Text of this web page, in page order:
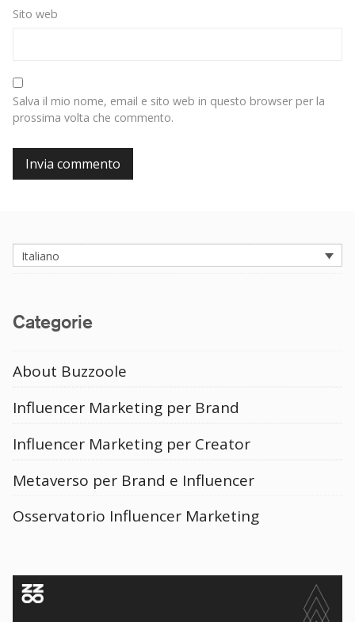
Sito web
Salva il mio nome, email e sito web in questo browser per la
prossima volta che commento.
Italiano
Categorie
About Buzzoole
Influencer Marketing per Brand
Influencer Marketing per Creator
Metaverso per Brand e Influencer
Osservatorio Influencer Marketing